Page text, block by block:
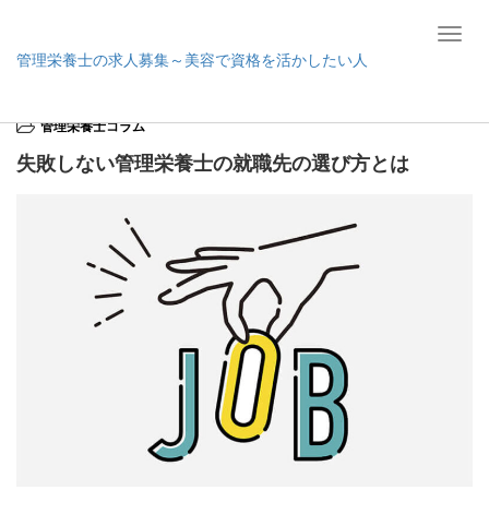
T
管理栄養士の求人募集～美容で資格を活かしたい人
管理栄養士コラム
失敗しない管理栄養士の就職先の選び方とは